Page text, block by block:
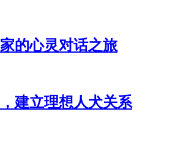
的心灵对话之旅
建立理想人犬关系